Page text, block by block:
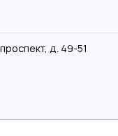
д. 49-51